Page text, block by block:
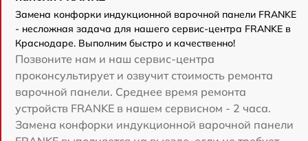
Замена конфорки индукционной варочной панели FRANKE
- несложная задача для нашего сервис-центра FRANKE в
Краснодаре. Выполним быстро и качественно!
Позвоните нам и наш сервис-центра
проконсультирует и озвучит стоимость ремонта
варочной панели. Среднее время ремонта
устройств FRANKE в нашем сервисном - 2 часа.
Замена конфорки индукционной варочной панели